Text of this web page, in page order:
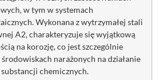
w tym w systemach
Wykonana z wytrzymałej stali
A2, charakteryzuje się wyjątkową
na korozję, co jest szczególnie
narażonych na działanie
chemicznych.